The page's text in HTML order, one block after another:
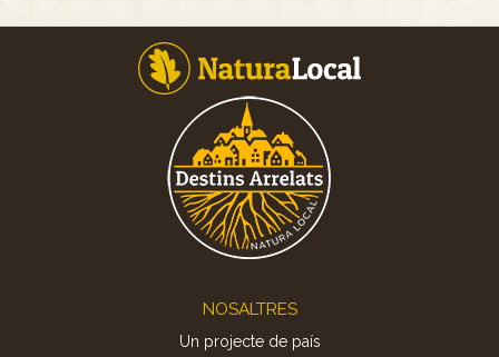
NOSALTRES
Un projecte de país